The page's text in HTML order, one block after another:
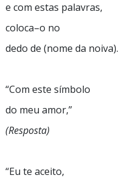
e com estas palavras,
coloca–o no
dedo de (nome da noiva).
“Com este símbolo
do meu amor,”
(Resposta)
“Eu te aceito,